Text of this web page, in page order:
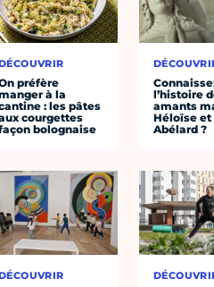
préfère
à la
: les pâtes
courgettes
bolognaise
l’histoire
amants
Héloïse et
Abélard ?